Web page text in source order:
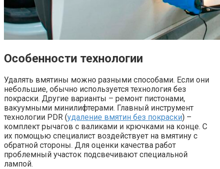
Особенности технологии
Удалять вмятины можно разными способами. Если они
небольшие, обычно используется технология без
покраски. Другие варианты – ремонт пистонами,
вакуумными минилифтерами. Главный инструмент
технологии PDR (удаление вмятин без покраски) –
комплект рычагов с валиками и крючками на конце. С
их помощью специалист воздействует на вмятину с
обратной стороны. Для оценки качества работ
проблемный участок подсвечивают специальной
лампой.